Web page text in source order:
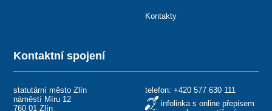
Kontaktní spojení
statutární město Zlín
náměstí Míru 12
760 01 Zlín
telefon: +420 577 630 111
infolinka s online přepisem
Kontakty